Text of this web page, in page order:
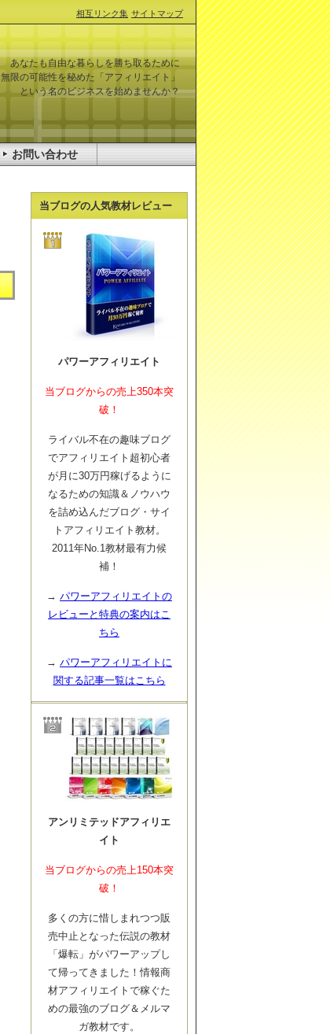
当ブログの人気教材レビュー
パワーアフィリエイト
当ブログからの売上350本突
破！
ライバル不在の趣味ブログ
でアフィリエイト超初心者
が月に30万円稼げるように
なるための知識＆ノウハウ
を詰め込んだブログ・サイ
トアフィリエイト教材。
2011年No.1教材最有力候
補！
→ パワーアフィリエイトの
レビューと特典の案内はこ
ちら
→ パワーアフィリエイトに
関する記事一覧はこちら
アンリミテッドアフィリエ
イト
当ブログからの売上150本突
破！
多くの方に惜しまれつつ販
売中止となった伝説の教材
「爆転」がパワーアップし
て帰ってきました！情報商
材アフィリエイトで稼ぐた
めの最強のブログ＆メルマ
ガ教材です。
あなたも自由な暮らしを勝ち取るために
無限の可能性を秘めた「アフィリエイト」
という名のビジネスを始めませんか？
相互リンク集 サイトマップ
お問い合わせ